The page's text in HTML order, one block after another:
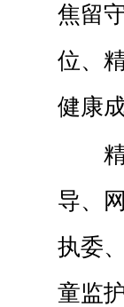
焦留
位、
健康
导、
执委
童监